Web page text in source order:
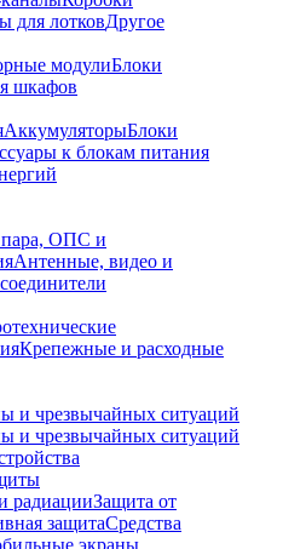
для лотковДругое
модулиБлоки
шкафов
АккумуляторыБлоки
к блокам питания
пара, ОПС и
Антенные, видео и
Крепежные и расходные
и чрезвычайных ситуаций
и чрезвычайных ситуаций
радиацииЗащита от
защитаСредства
экраны